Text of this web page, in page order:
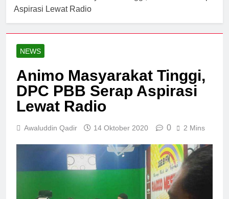
Aspirasi Lewat Radio
NEWS
Animo Masyarakat Tinggi,
DPC PBB Serap Aspirasi
Lewat Radio
Awaluddin Qadir 14 Oktober 2020 0 2 Mins